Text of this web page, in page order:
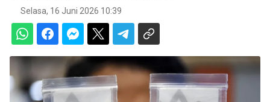
Selasa, 16 Juni 2026 10:39